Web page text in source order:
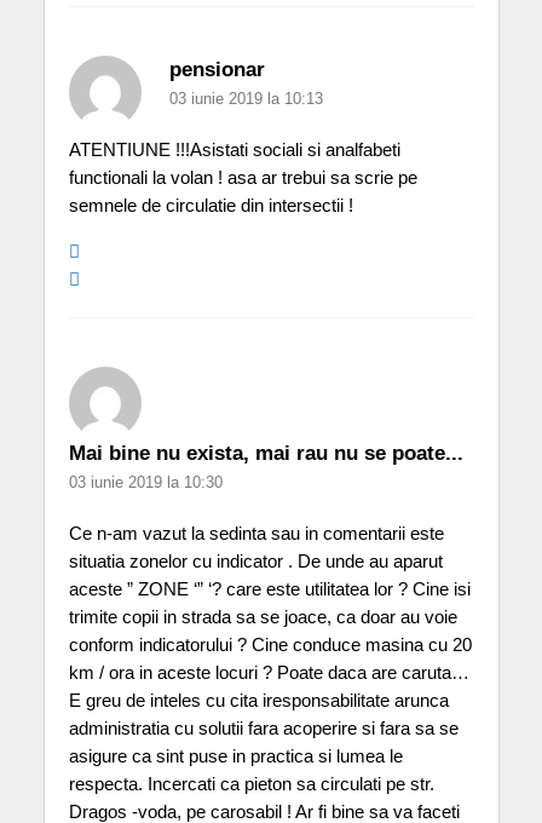
pensionar
03 iunie 2019 la 10:13
ATENTIUNE !!!Asistati sociali si analfabeti
functionali la volan ! asa ar trebui sa scrie pe
semnele de circulatie din intersectii !
Mai bine nu exista, mai rau nu se poate...
03 iunie 2019 la 10:30
Ce n-am vazut la sedinta sau in comentarii este
situatia zonelor cu indicator . De unde au aparut
aceste ” ZONE ‘” ‘? care este utilitatea lor ? Cine isi
trimite copii in strada sa se joace, ca doar au voie
conform indicatorului ? Cine conduce masina cu 20
km / ora in aceste locuri ? Poate daca are caruta…
E greu de inteles cu cita iresponsabilitate arunca
administratia cu solutii fara acoperire si fara sa se
asigure ca sint puse in practica si lumea le
respecta. Incercati ca pieton sa circulati pe str.
Dragos -voda, pe carosabil ! Ar fi bine sa va faceti